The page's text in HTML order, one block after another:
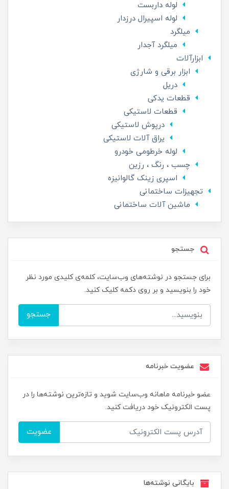
لوله داربست
لوله اسپیرال درزدار
میلگرد
میلگرد آجدار
ابزارآلات
ابزار برقی و شارژی
دریل
قطعات یدکی
قطعات لاستیکی
درپوش لاستیکی
یراق آلات لاستیکی
لوله خرطومی خودرو
چسب ، رنگ ، رزین
اسپری زینک گالوانیزه
تجهیزات ساختمانی
ماشین آلات ساختمانی
جستجو
برای جستجو در نوشته‌های وب‌سایت، کلمه‌ی کلیدی مورد نظر
خود را بنویسید و بر روی دکمه کلیک کنید.
جستجو
عضویت خبرنامه
عضو خبرنامه ماهانه وب‌سایت شوید و تازه‌ترین نوشته‌ها را در
پست الکترونیک خود دریافت کنید.
عضویت
بایگانی نوشته‌ها